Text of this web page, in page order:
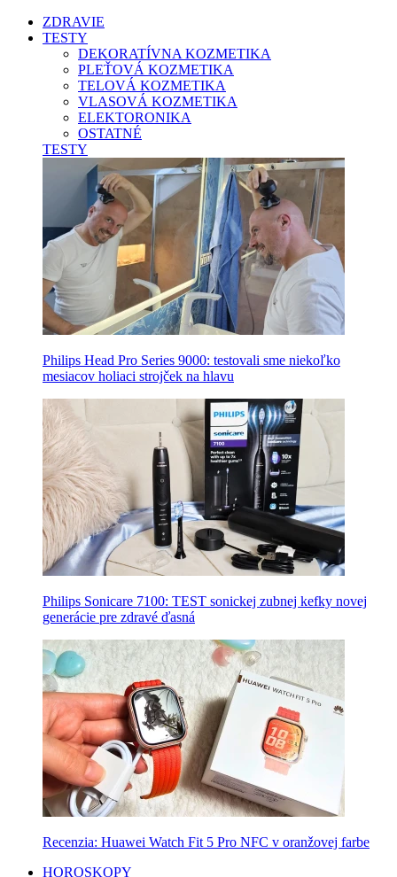
ZDRAVIE
TESTY
DEKORATÍVNA KOZMETIKA
PLEŤOVÁ KOZMETIKA
TELOVÁ KOZMETIKA
VLASOVÁ KOZMETIKA
ELEKTORONIKA
OSTATNÉ
TESTY
Philips Head Pro Series 9000: testovali sme niekoľko
mesiacov holiaci strojček na hlavu
Philips Sonicare 7100: TEST sonickej zubnej kefky novej
generácie pre zdravé ďasná
Recenzia: Huawei Watch Fit 5 Pro NFC v oranžovej farbe
HOROSKOPY